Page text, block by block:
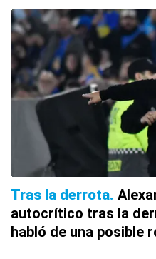
Tras la derrota
autocrítico tras la
habló de una posible